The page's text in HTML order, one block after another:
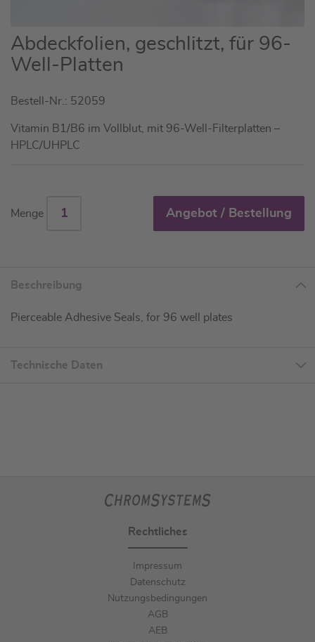
Zum
Anfang
der
springen
Abdeckfolien, geschlitzt, für 96-
Well-Platten
Bestell-Nr.: 52059
Vitamin B1/B6 im Vollblut, mit 96-Well-Filterplatten –
HPLC/UHPLC
Menge Angebot / Bestellung
Beschreibung
Pierceable Adhesive Seals, for 96 well plates
Technische Daten
Rechtliches
Impressum
Datenschutz
Nutzungsbedingungen
AGB
AEB